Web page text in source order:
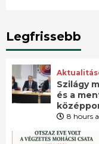
Legfrissebb
Szilágy
és a
8 hours